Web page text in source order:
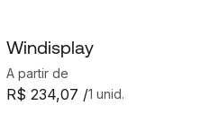
Windisplay
A partir de
1 unid.
R$ 234,07 /